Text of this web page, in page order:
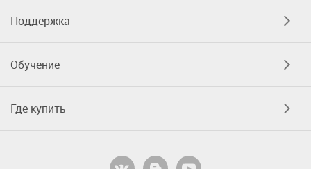
Поддержка
Обучение
Где купить